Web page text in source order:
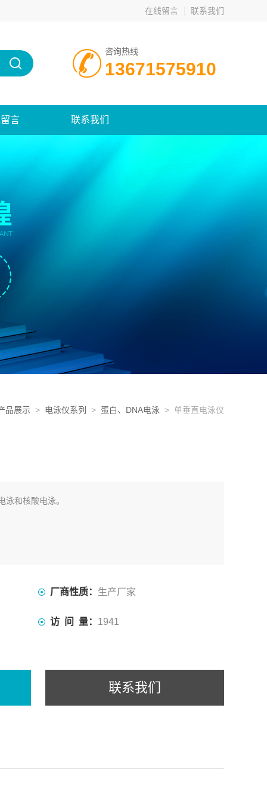
在线留言 联系我们
咨询热线
13671575910
言 联系我们
品展示 > 电泳仪系列 > 蛋白、DNA电泳 > 单垂直电泳仪
泳和核酸电泳。
厂商性质： 生产厂家
访 问 量： 1941
联系我们